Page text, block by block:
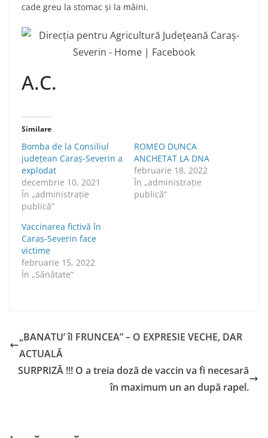
cade greu la stomac și la mâini.
A.C.
Similare
Bomba de la Consiliul
județean Caraș-Severin a
explodat
decembrie 10, 2021
În „administraţie
publică”
ROMEO DUNCA
ANCHETAT LA DNA
februarie 18, 2022
În „administraţie
publică”
Vaccinarea fictivă în
Caraș-Severin face
victime
februarie 15, 2022
În „Sănătate”
„BANATU’ îI FRUNCEA” – O EXPRESIE VECHE, DAR
ACTUALĂ
SURPRIZĂ !!! O a treia doză de vaccin va fi necesară
în maximum un an după rapel.